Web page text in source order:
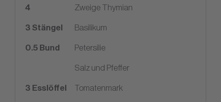
4 Zweige Thymian
3 Stängel Basilikum
0.5 Bund Petersilie
Salz und Pfeffer
3 Esslöffel Tomatenmark